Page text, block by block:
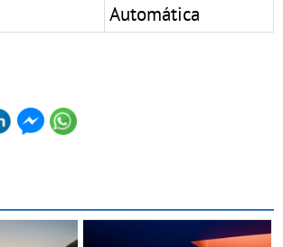
Automática